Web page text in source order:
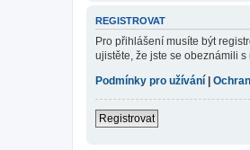
REGISTROVAT
Pro přihlášení musíte být
ujistěte, že jste se obeznámili
Podmínky pro užívání
Registrovat